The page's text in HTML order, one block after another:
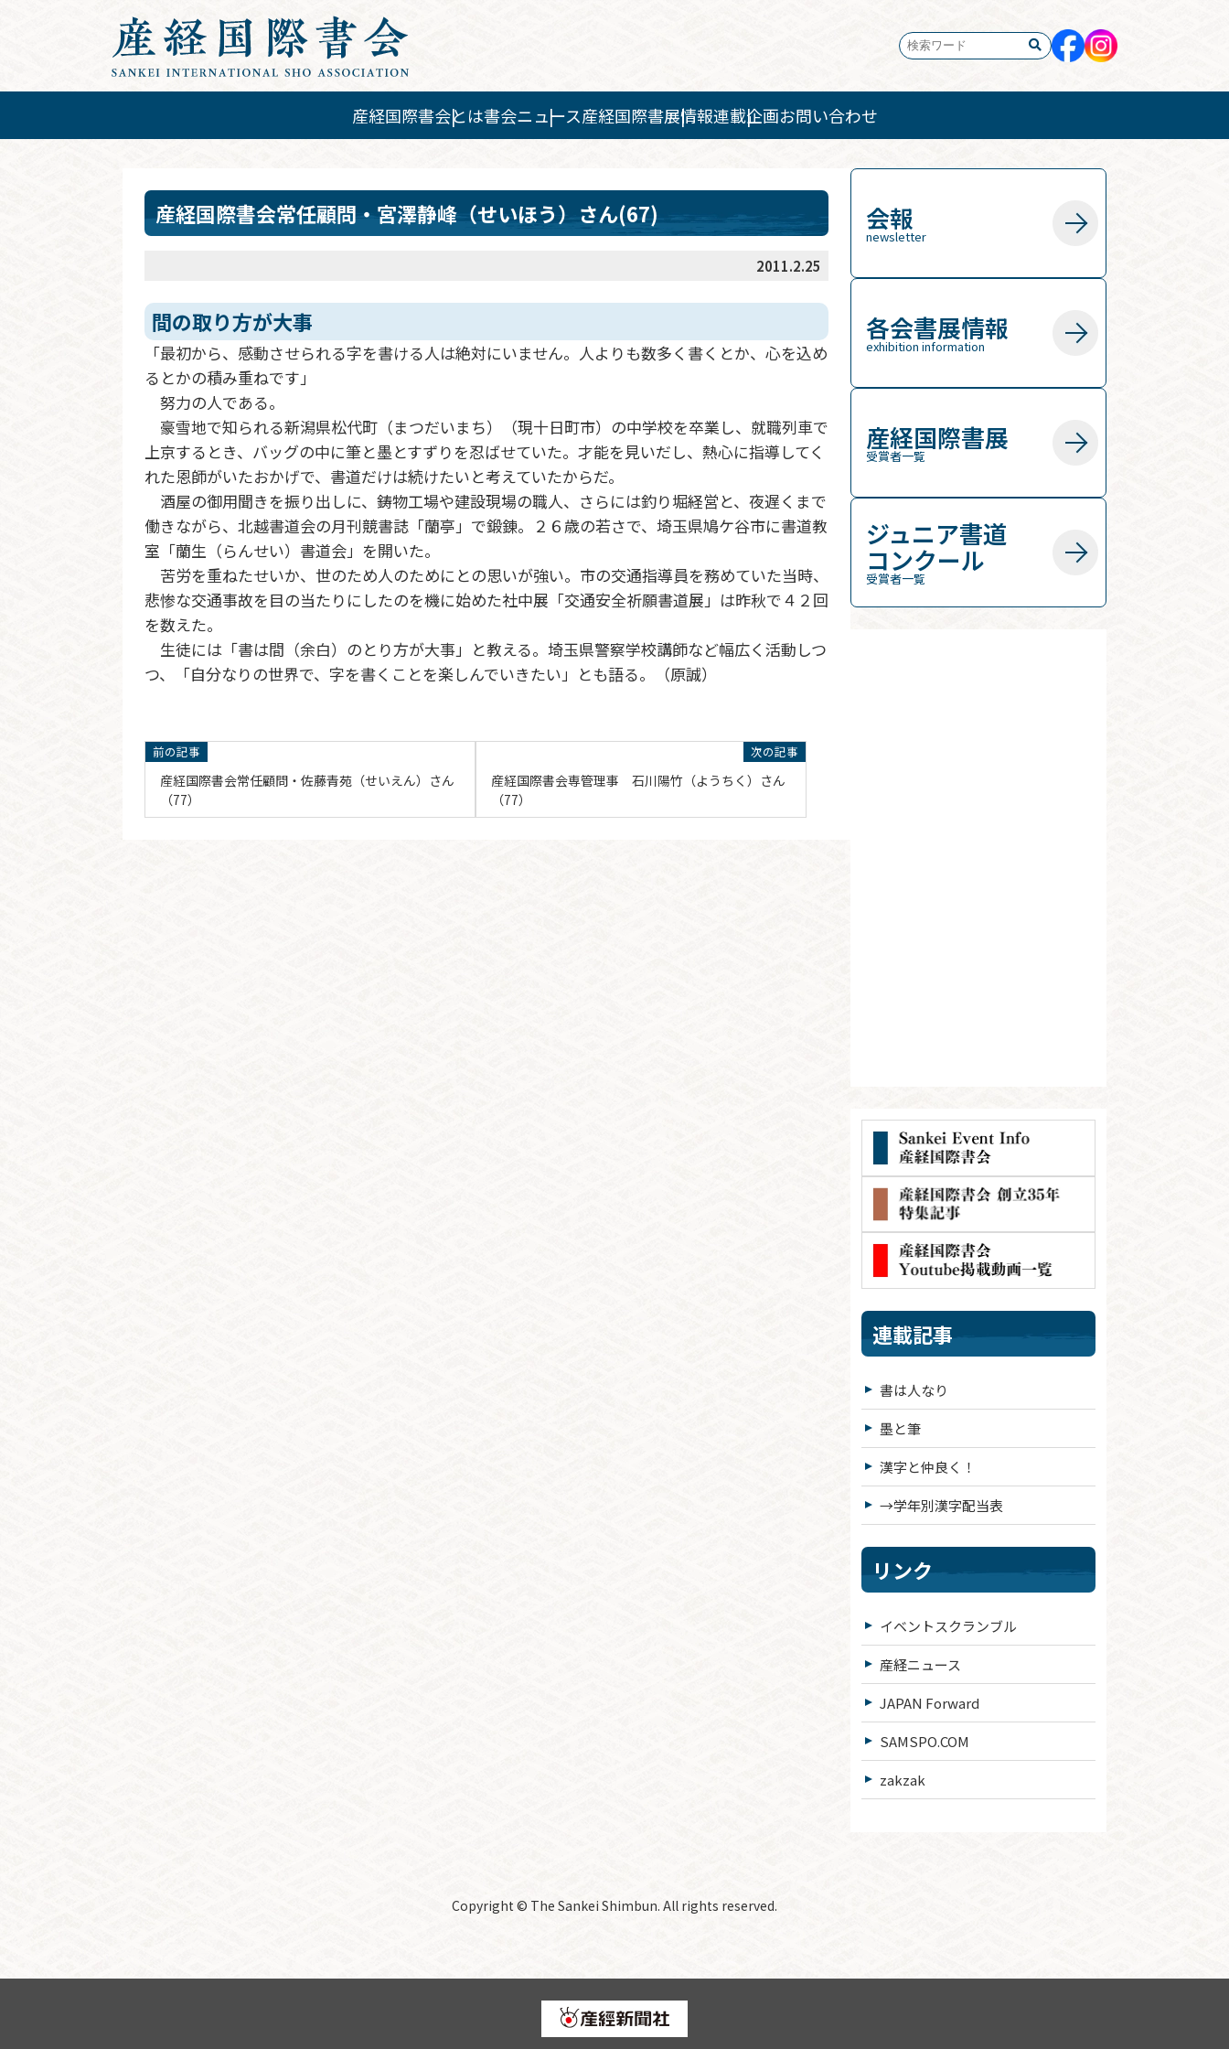
産経国際書会とは書会ニュース産経国際書展情報連載企画お問い合わせ
産経国際書会常任顧問・宮澤静峰（せいほう）さん(67)
2011.2.25
間の取り方が大事
「最初から、感動させられる字を書ける人は絶対にいません。人よりも数多く書くとか、心を込め
るとかの積み重ねです」
努力の人である。
豪雪地で知られる新潟県松代町（まつだいまち）（現十日町市）の中学校を卒業し、就職列車で
上京するとき、バッグの中に筆と墨とすずりを忍ばせていた。才能を見いだし、熱心に指導してく
れた恩師がいたおかげで、書道だけは続けたいと考えていたからだ。
酒屋の御用聞きを振り出しに、鋳物工場や建設現場の職人、さらには釣り堀経営と、夜遅くまで
働きながら、北越書道会の月刊競書誌「蘭亭」で鍛錬。２６歳の若さで、埼玉県鳩ケ谷市に書道教
室「蘭生（らんせい）書道会」を開いた。
苦労を重ねたせいか、世のため人のためにとの思いが強い。市の交通指導員を務めていた当時、
悲惨な交通事故を目の当たりにしたのを機に始めた社中展「交通安全祈願書道展」は昨秋で４２回
を数えた。
生徒には「書は間（余白）のとり方が大事」と教える。埼玉県警察学校講師など幅広く活動しつ
つ、「自分なりの世界で、字を書くことを楽しんでいきたい」とも語る。（原誠）
産経国際書会常任顧問・佐藤青苑（せいえん）さん
（77）
産経国際書会専管理事 石川陽竹（ようちく）さん
（77）
会報
newsletter
各会書展情報
exhibition information
産経国際書展
受賞者一覧
ジュニア書道
コンクール
受賞者一覧
連載記事
書は人なり
墨と筆
漢字と仲良く！
→学年別漢字配当表
リンク
イベントスクランブル
産経ニュース
JAPAN Forward
SAMSPO.COM
zakzak
Copyright © The Sankei Shimbun. All rights reserved.